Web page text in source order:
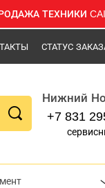
ТЕХНИКИ
СТАТУС
Нижний
+7 831